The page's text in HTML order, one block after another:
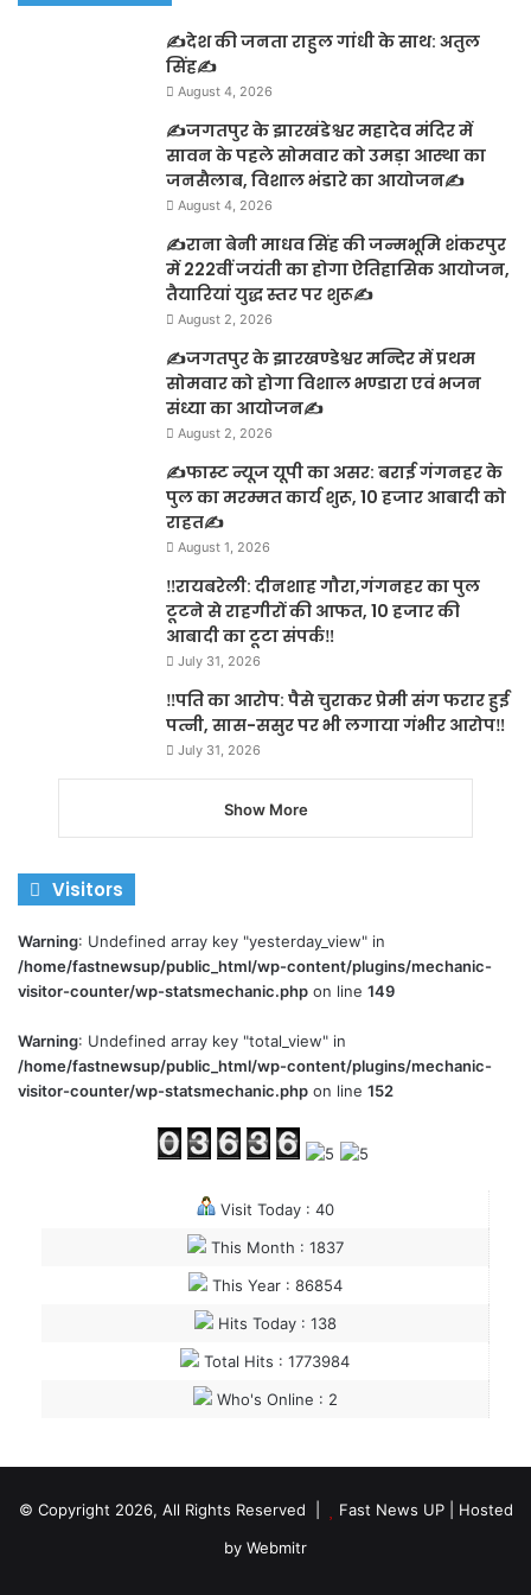
✍️देश की जनता राहुल गांधी के साथ: अतुल
सिंह✍️
August 4, 2026
✍️जगतपुर के झारखंडेश्वर महादेव मंदिर में
सावन के पहले सोमवार को उमड़ा आस्था का
जनसैलाब, विशाल भंडारे का आयोजन✍️
August 4, 2026
✍️राना बेनी माधव सिंह की जन्मभूमि शंकरपुर
में 222वीं जयंती का होगा ऐतिहासिक आयोजन,
तैयारियां युद्ध स्तर पर शुरू✍️
August 2, 2026
✍️जगतपुर के झारखण्डेश्वर मन्दिर में प्रथम
सोमवार को होगा विशाल भण्डारा एवं भजन
संध्या का आयोजन✍️
August 2, 2026
✍️फास्ट न्यूज यूपी का असर: बराई गंगनहर के
पुल का मरम्मत कार्य शुरू, 10 हजार आबादी को
राहत✍️
August 1, 2026
‼️रायबरेली: दीनशाह गौरा,गंगनहर का पुल
टूटने से राहगीरों की आफत, 10 हजार की
आबादी का टूटा संपर्क‼️
July 31, 2026
‼️पति का आरोप: पैसे चुराकर प्रेमी संग फरार हुई
पत्नी, सास-ससुर पर भी लगाया गंभीर आरोप‼️
July 31, 2026
Show More
Visitors
Warning: Undefined array key "yesterday_view" in
/home/fastnewsup/public_html/wp-content/plugins/mechanic-
visitor-counter/wp-statsmechanic.php on line 149
Warning: Undefined array key "total_view" in
/home/fastnewsup/public_html/wp-content/plugins/mechanic-
visitor-counter/wp-statsmechanic.php on line 152
Visit Today : 40
This Month : 1837
This Year : 86854
Hits Today : 138
Total Hits : 1773984
Who's Online : 2
© Copyright 2026, All Rights Reserved | Fast News UP| Hosted
by Webmitr